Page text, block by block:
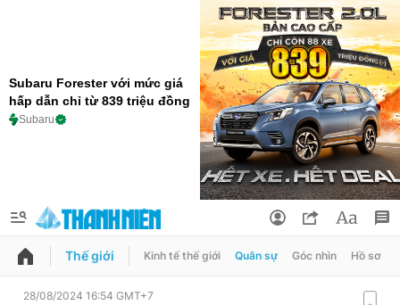
Subaru Forester với mức giá
hấp dẫn chỉ từ 839 triệu đồng
Subaru
QUẢNG CÁO
Thế giới Kinh tế thế giới Quân sự Góc nhìn Hồ sơ
28/08/2024 16:54 GMT+7